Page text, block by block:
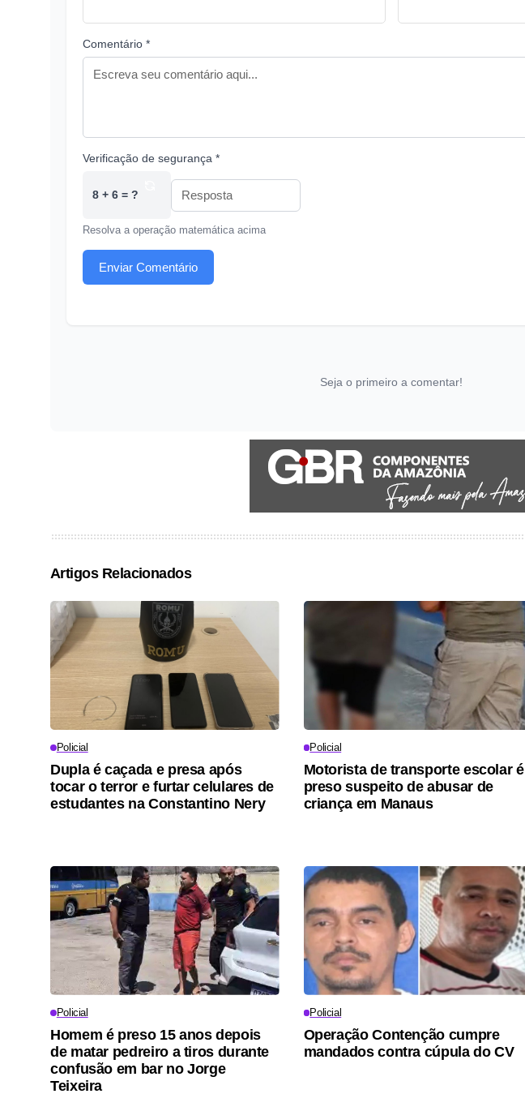
Comentário *
Verificação de segurança *
8 + 6 = ?
Resolva a operação matemática acima
Enviar Comentário
Seja o primeiro a comentar!
Artigos Relacionados
Policial
Dupla é caçada e presa após
tocar o terror e furtar celulares de
estudantes na Constantino Nery
Policial
Motorista de transporte escolar é
preso suspeito de abusar de
criança em Manaus
Policial
Homem é preso 15 anos depois
de matar pedreiro a tiros durante
confusão em bar no Jorge
Teixeira
Policial
Operação Contenção cumpre
mandados contra cúpula do CV